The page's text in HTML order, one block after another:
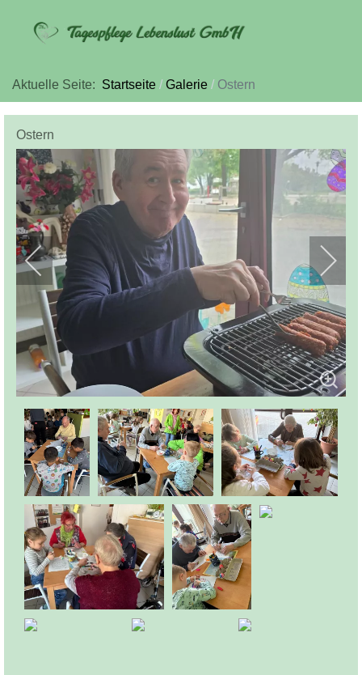
Aktuelle Seite: Startseite Galerie Ostern
Ostern